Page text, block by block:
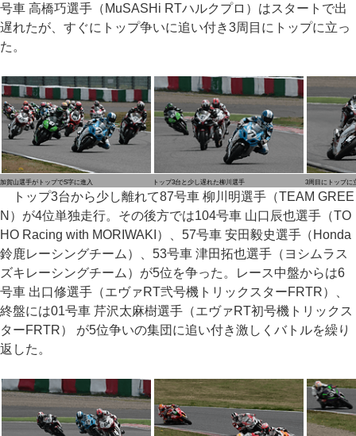
号車 高橋巧選手（MuSASHi RTハルクプロ）はスタートで出
遅れたが、すぐにトップ争いに追い付き3周目にトップに立っ
た。
加賀山選手がトップでS字に進入 トップ3台と少し遅れた柳川選手 3周目にトップに
トップ3台から少し離れて87号車 柳川明選手（TEAM GREE
N）が4位単独走行。その後方では104号車 山口辰也選手（TO
HO Racing with MORIWAKI）、57号車 安田毅史選手（Honda
鈴鹿レーシングチーム）、53号車 津田拓也選手（ヨシムラス
ズキレーシングチーム）が5位を争った。レース中盤からは6
号車 出口修選手（エヴァRT弐号機トリックスターFRTR）、
終盤には01号車 芹沢太麻樹選手（エヴァRT初号機トリックス
ターFRTR） が5位争いの集団に追い付き激しくバトルを繰り
返した。